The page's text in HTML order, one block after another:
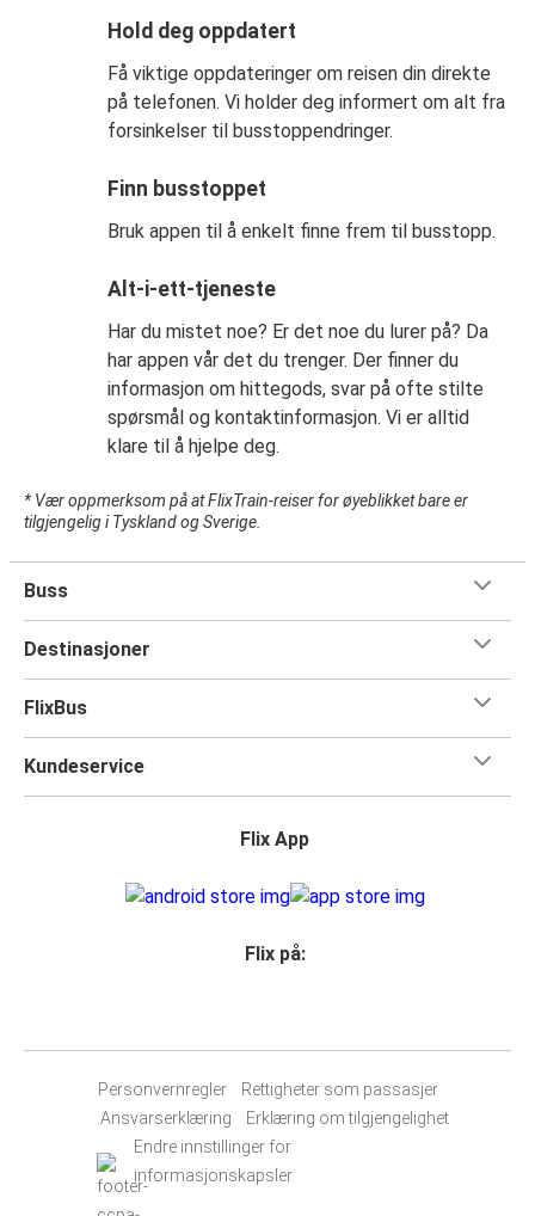
Hold deg oppdatert
Få viktige oppdateringer om reisen din direkte
på telefonen. Vi holder deg informert om alt fra
forsinkelser til busstoppendringer.
Finn busstoppet
Bruk appen til å enkelt finne frem til busstopp.
Alt-i-ett-tjeneste
Har du mistet noe? Er det noe du lurer på? Da
har appen vår det du trenger. Der finner du
informasjon om hittegods, svar på ofte stilte
spørsmål og kontaktinformasjon. Vi er alltid
klare til å hjelpe deg.
* Vær oppmerksom på at FlixTrain-reiser for øyeblikket bare er
tilgjengelig i Tyskland og Sverige.
Buss
Destinasjoner
FlixBus
Kundeservice
Flix App
Flix på:
Personvernregler
Rettigheter som passasjer
Ansvarserklæring
Erklæring om tilgjengelighet
Endre innstillinger for
informasjonskapsler